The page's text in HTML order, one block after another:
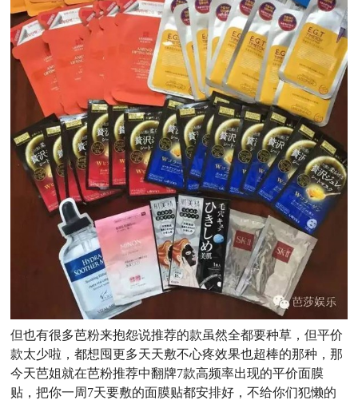
但也有很多芭粉来抱怨说推荐的款虽然全都要种草，但平价
款太少啦，都想囤更多天天敷不心疼效果也超棒的那种，那
今天芭姐就在芭粉推荐中翻牌7款高频率出现的平价面膜
贴，把你一周7天要敷的面膜贴都安排好，不给你们犯懒的